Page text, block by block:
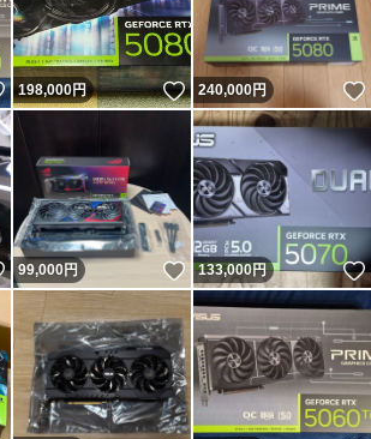
いいね！
198,000円 いいね！
240,000円
いいね！
99,000円 いいね！
133,000円